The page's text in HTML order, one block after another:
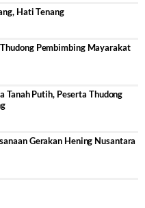
Hati Tenang
Pembimbing Mayarakat
Tanah Putih, Peserta Thudong
Gerakan Hening Nusantara